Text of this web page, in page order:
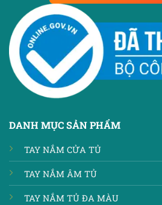
DANH MỤC SẢN PHẨM
TAY NẮM CỬA TỦ
TAY NẮM ÂM TỦ
TAY NẮM TỦ ĐA MÀU